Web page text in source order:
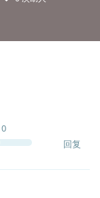
0
回复